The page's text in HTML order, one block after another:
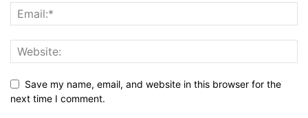
Save my name, email, and website in this browser for the
next time I comment.